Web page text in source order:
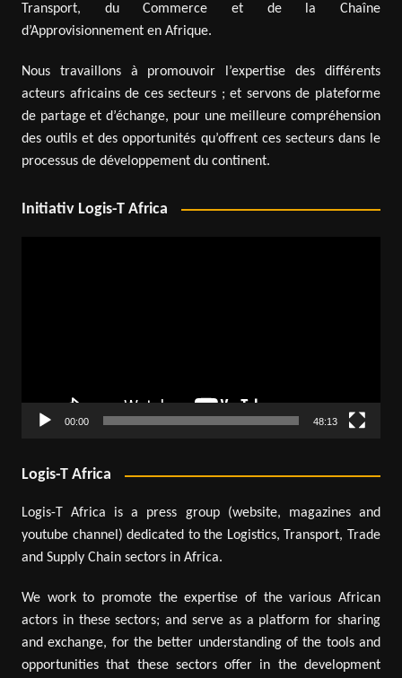
Transport, du Commerce et de la Chaîne
d’Approvisionnement en Afrique.
Nous travaillons à promouvoir l’expertise des différents
acteurs africains de ces secteurs ; et servons de plateforme
de partage et d’échange, pour une meilleure compréhension
des outils et des opportunités qu’offrent ces secteurs dans le
processus de développement du continent.
Initiativ Logis-T Africa
00:00 48:13
Logis-T Africa
Logis-T Africa is a press group (website, magazines and
youtube channel) dedicated to the Logistics, Transport, Trade
and Supply Chain sectors in Africa.
We work to promote the expertise of the various African
actors in these sectors; and serve as a platform for sharing
and exchange, for the better understanding of the tools and
opportunities that these sectors offer in the development